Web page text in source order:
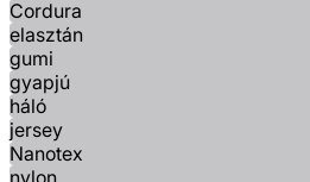
Cordura
elasztán
gumi
gyapjú
háló
jersey
Nanotex
nylon